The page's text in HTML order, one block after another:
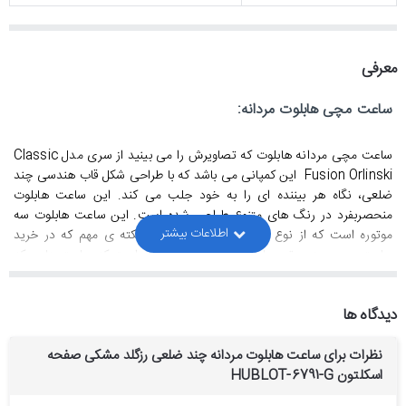
معرفی
ساعت مچی هابلوت مردانه:
ساعت مچی مردانه هابلوت که تصاویرش را می بینید از سری مدلClassic
Fusion Orlinskiاین کمپانی می باشد که با طراحی شکل قاب هندسی چند
ضلعی، نگاه هر بیننده ای را به خود جلب می کند. این ساعت هابلوت
منحصربفرد در رنگ های متنوع طراحی شده است. این ساعت هابلوت سه
موتوره است که از نوع کرنوگراف می باشد. یک نکته ی مهم که در خرید
ساعت مچی سه موتوره باید بهش دقت کنید این است که ساعت هایی که
ساعت عقربه ای هابلوت رو با چه تیپ و لباسی ست کنیم ؟
استایل این ساعت هابلوت مردانه لوکس و اسپرت است و ترجیحا با تیپ های
اسپرت و غیررسمی ست می شود.
دیدگاه ها
نظرات برای ساعت هابلوت مردانه چند ضلعی رزگلد مشکی صفحه
اسکلتون HUBLOT-6791-G